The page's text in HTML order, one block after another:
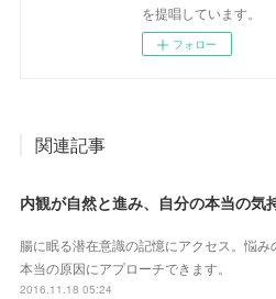
を提唱しています。
フォロー
関連記事
腸に眠る潜在意識の記憶にアクセス。悩み
本当の原因にアプローチできます。
2016.11.18 05:24